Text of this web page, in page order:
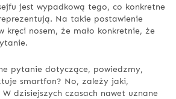
jest wypadkową tego, co konkretne
Na takie postawienie
kręci nosem, że mało konkretnie, że
pytanie dotyczące, powiedzmy,
smartfon? No, zależy jaki,
dzisiejszych czasach nawet uznane